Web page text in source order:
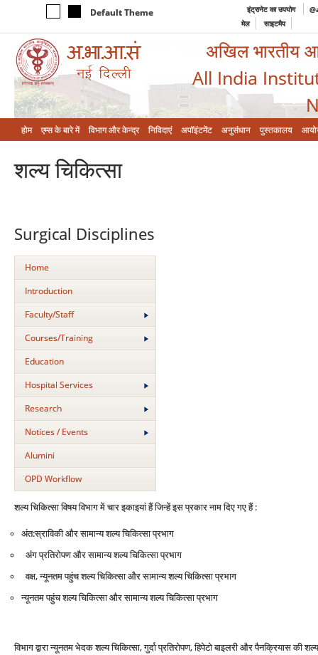
Default Theme इंट्रानेट का उपयोग
मेल
साइटमैप
अखिल भारतीय
All India
होम एम्‍स के बारे में विभाग और केन्‍द्र निविदाएं अपॉइंटमेंट अनुसंधान पुस्तकालय
शल्‍य चिकित्‍सा
Surgical Disciplines
Home
Introduction
Faculty/Staff
Courses/Training
Education
Hospital Services
Research
Notices / Events
Alumini
OPD Workflow
शल्‍य चिकित्‍सा विषय विभाग में चार इकाइयां हैं जिन्‍हें इस प्रकार नाम दिए गए हैं :
अंत:स्राविकी और सामान्‍य शल्‍य चिकित्‍सा प्रभाग
अंग प्रतिरोपण और सामान्‍य शल्‍य चिकित्‍सा प्रभाग
वक्ष, न्‍यूनतम पहुंच शल्‍य चिकित्‍सा और सामान्‍य शल्‍य चिकित्‍सा प्रभाग
न्‍यूनतम पहुंच शल्‍य चिकित्‍सा और सामान्‍य शल्‍य चिकित्‍सा प्रभाग
विभाग द्वारा न्‍यूनतम भेदक शल्‍य चिकित्‍सा, गुर्दा प्रतिरोपण, हिपेटो बाइलरी और पैनक्रियास की